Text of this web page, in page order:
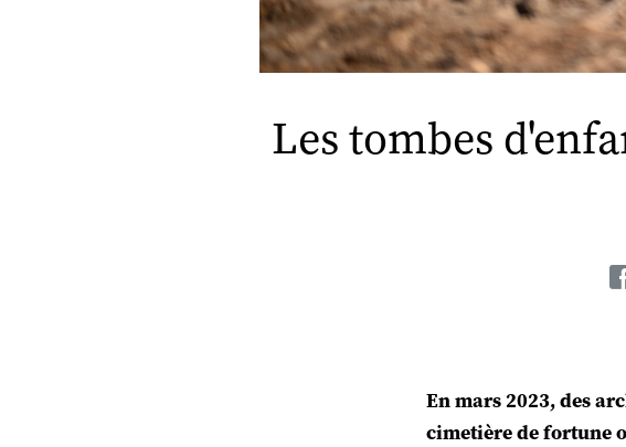
Les tombes
En mars 2023, des
cimetière de fortune